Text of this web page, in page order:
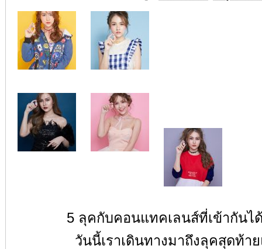
5 ลุคกับคอนแทคเลนส์ที่เข้ากันไ
วันนี้เราเดินทางมาถึงลุคสุดท้า